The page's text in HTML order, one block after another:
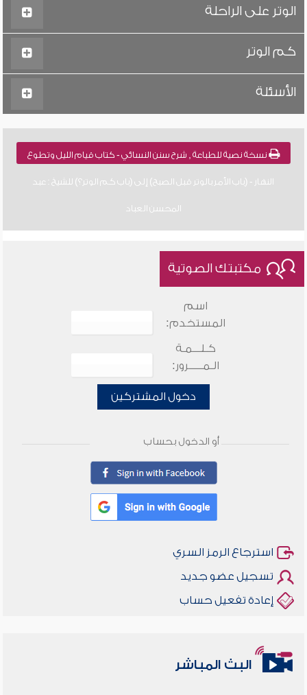
الوتر على الراحلة
كم الوتر
الأسئلة
نسخة نصية للطباعة , شرح سنن النسائي - كتاب قيام الليل وتطوع
النهار - (باب الأمر بالوتر قبل الصبح) إلى (باب كم الوتر؟) للشيخ : عبد
المحسن العباد
مكتبتك الصوتية
اسم
المستخدم:
كـلـــمـة
الـمـــــرور:
دخول المشتركين
أو الدخول بحساب
استرجاع الرمز السري
تسجيل عضو جديد
إعادة تفعيل حساب
البث المباشر